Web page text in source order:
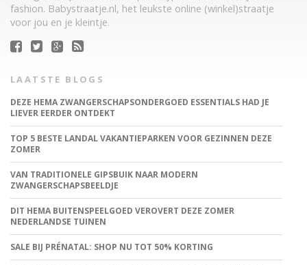
fashion. Babystraatje.nl, het leukste online (winkel)straatje
voor jou en je kleintje.
LAATSTE BLOGS
DEZE HEMA ZWANGERSCHAPSONDERGOED ESSENTIALS HAD JE
LIEVER EERDER ONTDEKT
TOP 5 BESTE LANDAL VAKANTIEPARKEN VOOR GEZINNEN DEZE
ZOMER
VAN TRADITIONELE GIPSBUIK NAAR MODERN
ZWANGERSCHAPSBEELDJE
DIT HEMA BUITENSPEELGOED VEROVERT DEZE ZOMER
NEDERLANDSE TUINEN
SALE BIJ PRÉNATAL: SHOP NU TOT 50% KORTING